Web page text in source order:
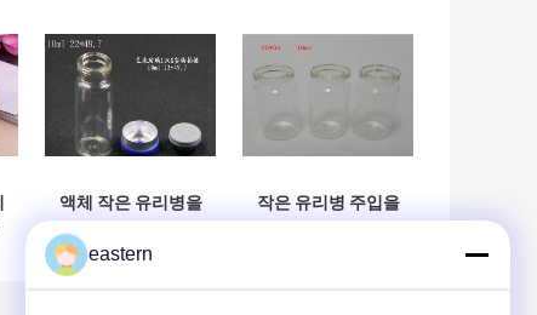
액체 작은 유리병을
제 작은 유리병/작
작은 유리병 주입을
eastern